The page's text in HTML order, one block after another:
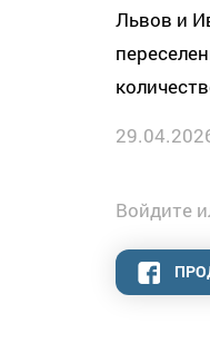
Львов и
Войдите